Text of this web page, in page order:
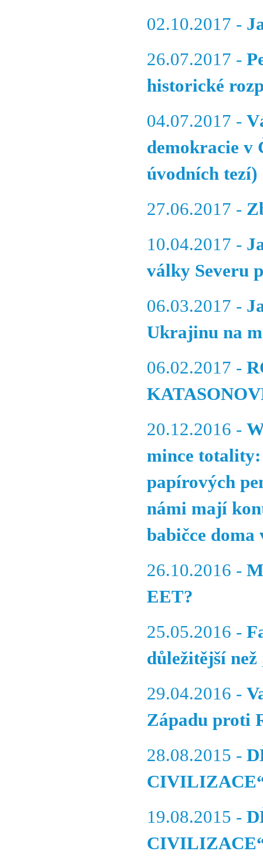
02.10.2017 -
26.07.2017 -
historické
04.07.2017 -
demokracie v
úvodních tezí)
27.06.2017 -
10.04.2017 -
války Severu
06.03.2017 -
Ukrajinu na
06.02.2017 -
20.12.2016 -
mince totality:
papírových
námi mají
babičce doma
26.10.2016 -
EET?
25.05.2016 -
důležitější než
29.04.2016 -
Západu proti
28.08.2015 -
19.08.2015 -